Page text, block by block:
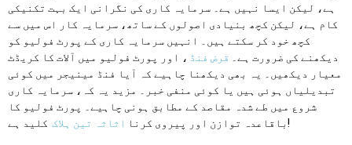
ہے، لیکن ایسا نہیں ہے۔ سرمایہ کاری کی نگرانی ایک بہت تکنیکی
کام ہے، لیکن کچھ بنیادی اصولوں کے ساتھ، سرمایہ کار اس میں سے
کچھ خود کر سکتے ہیں۔ انہیں سرمایہ کاری کے پورٹ فولیو کو
دیکھنے کی ضرورت ہے۔
قرض فنڈ ، اور پورٹ فولیو میں آلات کا کریڈٹ
معیار دیکھیں۔ یہ بھی دیکھنا چاہیے کہ آیا فنڈ مینیجر میں کوئی
تبدیلیاں ہوئی ہیں یا کوئی منفی خبر۔ مزید یہ کہ، سرمایہ کاری
شروع میں طے شدہ مقاصد کے مطابق ہونی چاہیے۔ پورٹ فولیو کا
باقاعدہ توازن اور پیروی کرنا اثاثہ تین ہلاک کلید ہے!